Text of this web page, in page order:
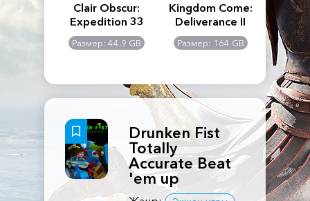
Creed
Clair Obscur:
Expedition 33
Размер: 44.9 GB
Kingdom Come:
Deliverance II
Размер: 164 GB
The
Drunken Fist
Totally
Accurate Beat
'em up